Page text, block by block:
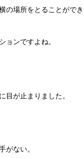
の場所をとることができ
ンですよね。
が止まりました。
がない。